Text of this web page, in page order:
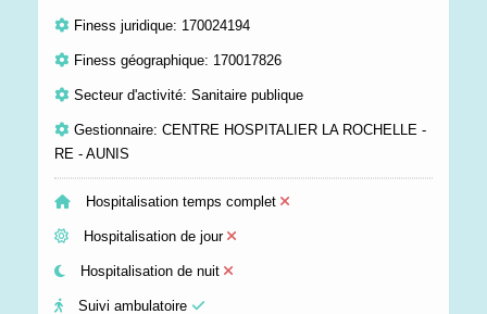
Finess juridique: 170024194
Finess géographique: 170017826
Secteur d'activité: Sanitaire publique
Gestionnaire: CENTRE HOSPITALIER LA ROCHELLE -
RE - AUNIS
Hospitalisation temps complet
Hospitalisation de jour
Hospitalisation de nuit
Suivi ambulatoire